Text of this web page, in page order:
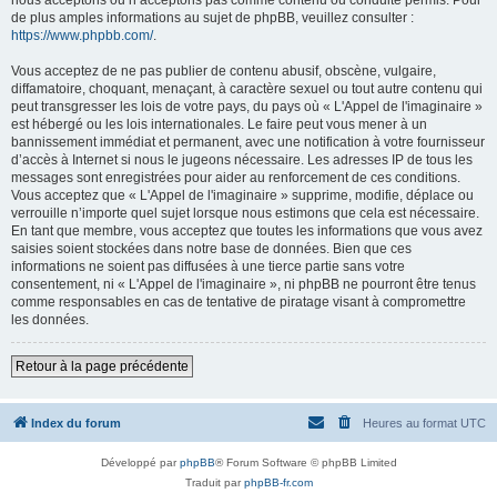
de plus amples informations au sujet de phpBB, veuillez consulter :
https://www.phpbb.com/.
Vous acceptez de ne pas publier de contenu abusif, obscène, vulgaire,
diffamatoire, choquant, menaçant, à caractère sexuel ou tout autre contenu qui
peut transgresser les lois de votre pays, du pays où « L'Appel de l'imaginaire »
est hébergé ou les lois internationales. Le faire peut vous mener à un
bannissement immédiat et permanent, avec une notification à votre fournisseur
d’accès à Internet si nous le jugeons nécessaire. Les adresses IP de tous les
messages sont enregistrées pour aider au renforcement de ces conditions.
Vous acceptez que « L'Appel de l'imaginaire » supprime, modifie, déplace ou
verrouille n’importe quel sujet lorsque nous estimons que cela est nécessaire.
En tant que membre, vous acceptez que toutes les informations que vous avez
saisies soient stockées dans notre base de données. Bien que ces
informations ne soient pas diffusées à une tierce partie sans votre
consentement, ni « L'Appel de l'imaginaire », ni phpBB ne pourront être tenus
comme responsables en cas de tentative de piratage visant à compromettre
les données.
Retour à la page précédente
Index du forum Heures au format UTC
Développé parphpBB® Forum Software © phpBB Limited
Traduit parphpBB-fr.com